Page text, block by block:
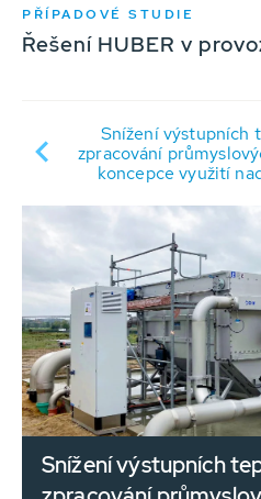
PŘÍPADOVÉ STUDIE
Řešení HUBER v
Snížení výstupních
zpracování
koncepce využití
Snížení výstupních